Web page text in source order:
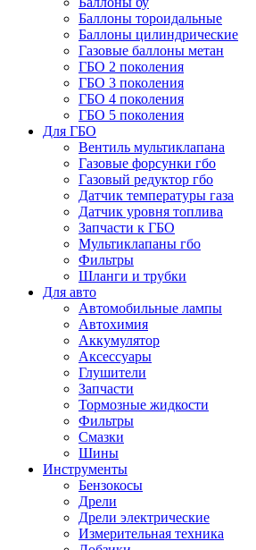
Баллоны тороидальные
Баллоны цилиндрические
Газовые баллоны метан
ГБО 2 поколения
ГБО 3 поколения
ГБО 4 поколения
ГБО 5 поколения
Для ГБО
Вентиль мультиклапана
Газовые форсунки гбо
Газовый редуктор гбо
Датчик температуры газа
Датчик уровня топлива
Запчасти к ГБО
Мультиклапаны гбо
Фильтры
Шланги и трубки
Для авто
Автомобильные лампы
Автохимия
Аккумулятор
Аксессуары
Глушители
Запчасти
Тормозные жидкости
Фильтры
Смазки
Шины
Инструменты
Бензокосы
Дрели
Дрели электрические
Измерительная техника